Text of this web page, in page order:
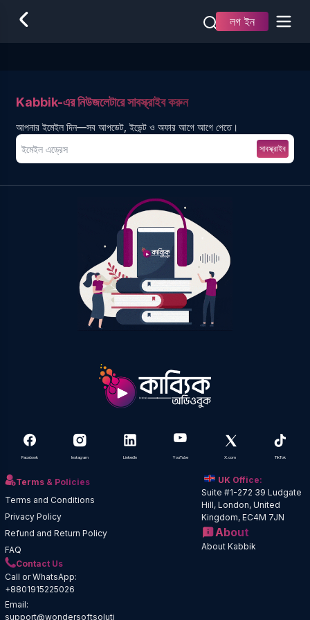
লগ ইন
Kabbik-এর নিউজলেটারে সাবস্ক্রাইব করুন
আপনার ইমেইল দিন—সব আপডেট, ইভেন্ট ও অফার আগে আগে পেতে।
সাবস্ক্রাইব
Facebook Instagram LinkedIn YouTube X.com TikTok
Terms & Policies
Terms and Conditions
Privacy Policy
Refund and Return Policy
FAQ
UK Office:
Suite #1-272 39 Ludgate
Hill, London, United
Kingdom, EC4M 7JN
About
About Kabbik
Contact Us
Call or WhatsApp:
+8801915225026
Email:
support@wondersoftsoluti